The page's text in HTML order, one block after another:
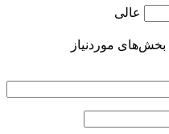
عالی
بخش‌های موردنیاز